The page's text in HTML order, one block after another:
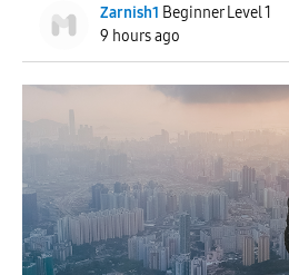
Zarnish1 Beginner Level 1
9 hours ago